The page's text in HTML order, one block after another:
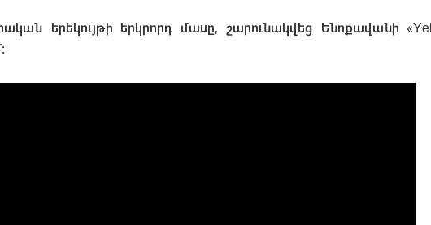
երեկույթի երկրորդ մասը, շարունակվեց Ենոքավանի «Yell